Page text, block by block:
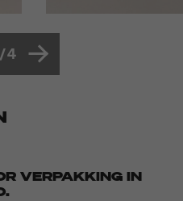
/4
VERPAKKING IN